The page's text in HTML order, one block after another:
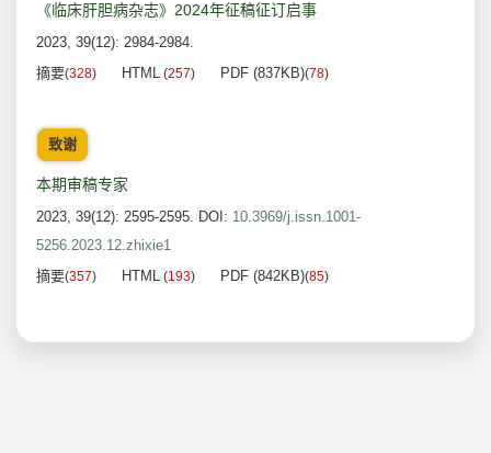
《临床肝胆病杂志》2024年征稿征订启事
2023, 39(12): 2984-2984.
摘要(328) HTML (257) PDF (837KB)(78)
致谢
本期审稿专家
2023, 39(12): 2595-2595. DOI: 10.3969/j.issn.1001-
5256.2023.12.zhixie1
摘要(357) HTML (193) PDF (842KB)(85)